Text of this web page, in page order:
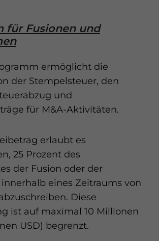
für Fusionen und
ermöglicht die
der Stempelsteuer, den
und
für M&A-Aktivitäten.
erlaubt es
25 Prozent des
der Fusion oder der
eines Zeitraums von
Diese
ist auf maximal 10 Millionen
USD) begrenzt.